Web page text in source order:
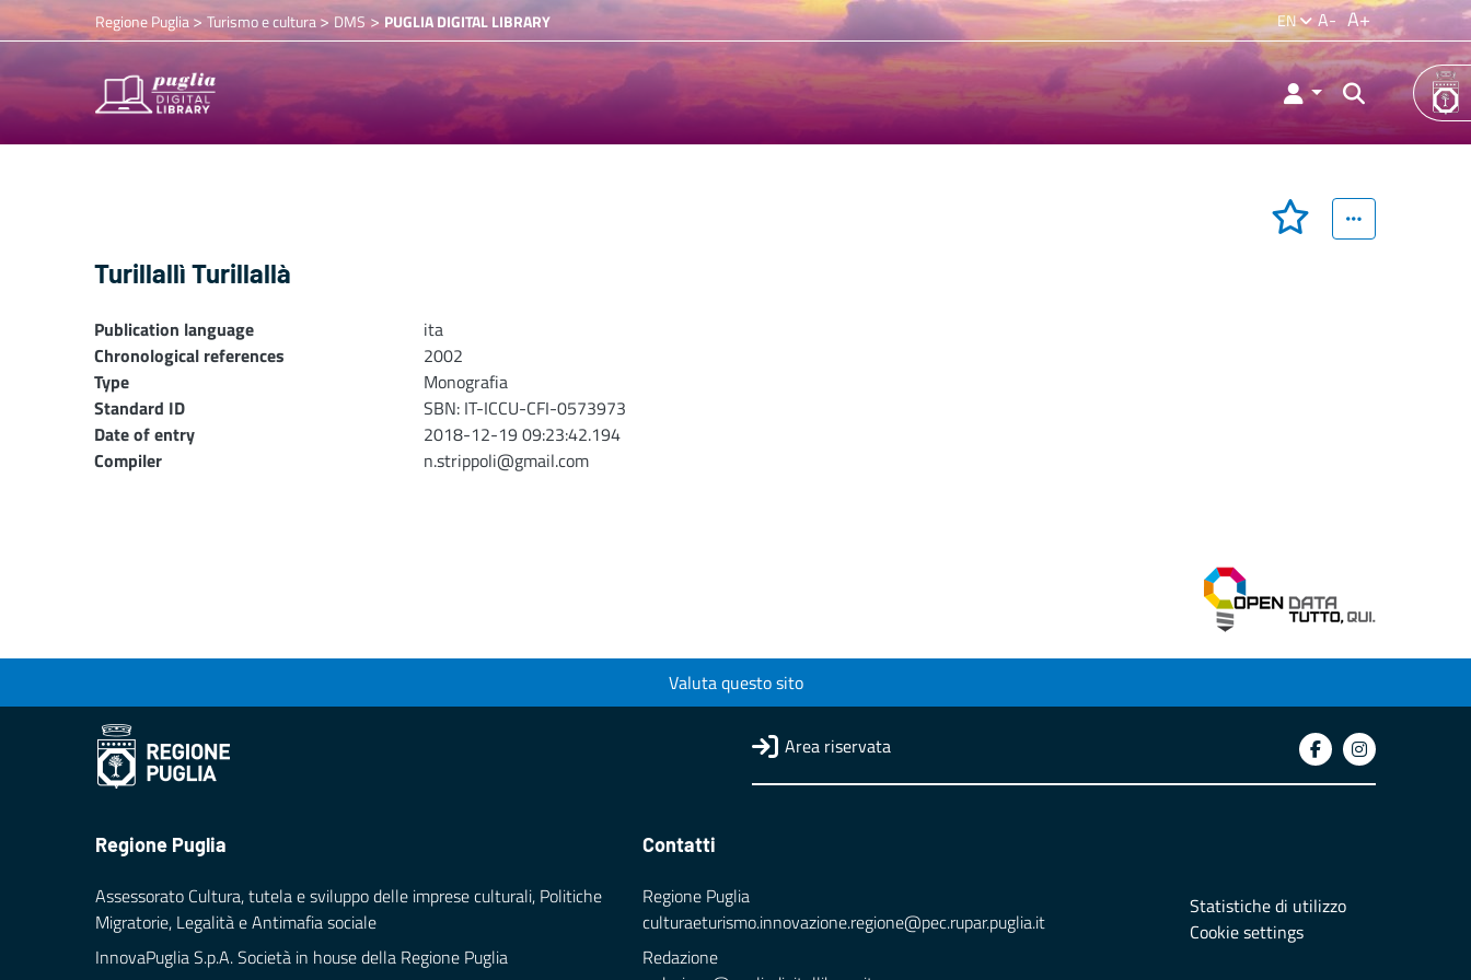
Regione Puglia> Turismo e cultura>DMS > PUGLIA DIGITAL LIBRARY EN A- A+
Turillallì Turillallà
Publication language
ita
Chronological references
2002
Type
Monografia
Standard ID
SBN: IT-ICCU-CFI-0573973
Date of entry
2018-12-19 09:23:42.194
Compiler
n.strippoli@gmail.com
Valuta questo sito
Area riservata
Regione Puglia
Assessorato Cultura, tutela e sviluppo delle imprese culturali, Politiche
Migratorie, Legalità e Antimafia sociale
InnovaPuglia S.p.A. Società in house della Regione Puglia
Contatti
Regione Puglia
culturaeturismo.innovazione.regione@pec.rupar.puglia.it
Redazione
Statistiche di utilizzo
Cookie settings